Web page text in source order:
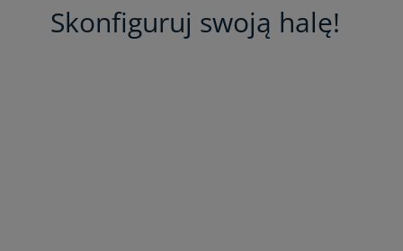
Skonfiguruj swoją halę!